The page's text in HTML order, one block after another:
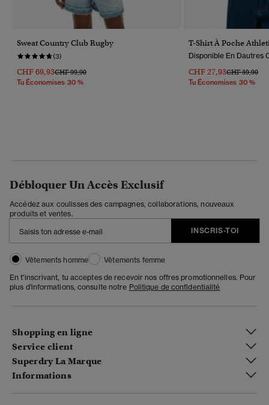
Sweat Country Club Rugby
(3)
CHF 69,93Prix Réduit De
CHF 99,90À
Tu Économises 30 %
T-Shirt À Poche
Disponible En Dautres
CHF 27,93Prix Réduit De
CHF 39,90À
Tu Économises 30 %
Débloquer Un Accès Exclusif
Accédez aux coulisses des campagnes, collaborations, nouveaux
produits et ventes.
INSCRIS-TOI
Vêtements homme
Vêtements femme
En t'inscrivant, tu acceptes de recevoir nos offres promotionnelles. Pour
plus d'informations, consulte notre Politique de confidentialité
Shopping en ligne
Service client
Superdry La Marque
Informations